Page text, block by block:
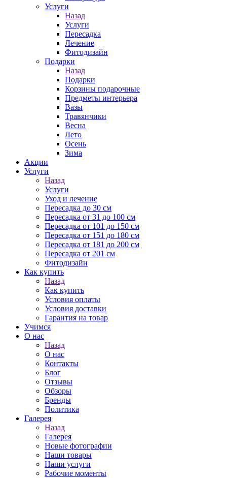
Услуги
Назад
Услуги
Пересадка
Лечение
Фитодизайн
Подарки
Назад
Подарки
Корзины подарочные
Предметы интерьера
Вазы
Травянчики
Весна
Лето
Осень
Зима
Акции
Услуги
Назад
Услуги
Уход и лечение
Пересадка до 30 см
Пересадка от 31 до 100 см
Пересадка от 101 до 150 см
Пересадка от 151 до 180 см
Пересадка от 181 до 200 см
Пересадка от 201 см
Фитодизайн
Как купить
Назад
Как купить
Условия оплаты
Условия доставки
Гарантия на товар
Учимся
О нас
Назад
О нас
Контакты
Блог
Отзывы
Обзоры
Бренды
Политика
Галерея
Назад
Галерея
Новые фотографии
Наши товары
Наши услуги
Рабочие моменты